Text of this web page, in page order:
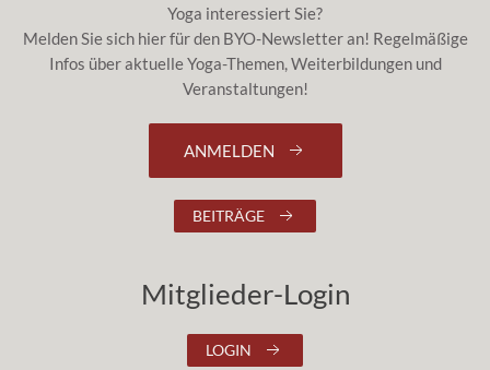
Yoga interessiert Sie?
Melden Sie sich hier für den BYO-Newsletter an! Regelmäßige
Infos über aktuelle Yoga-Themen, Weiterbildungen und
Veranstaltungen!
ANMELDEN
BEITRÄGE
Mitglieder-Login
LOGIN